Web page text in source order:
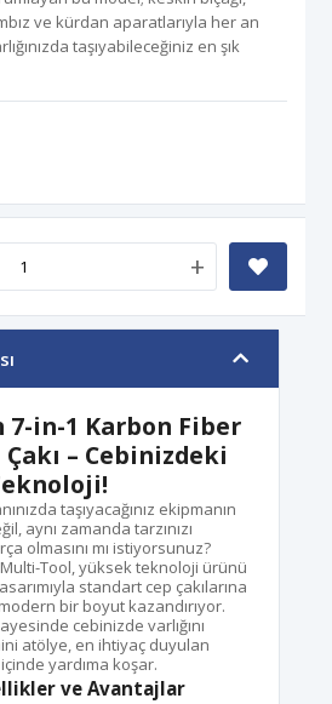
ve kürdan aparatlarıyla her an
taşıyabileceğiniz en şık
+
7-in-1 Karbon Fiber
Çakı – Cebinizdeki
taşıyacağınız ekipmanın
aynı zamanda tarzınızı
olmasını mı istiyorsunuz?
Tool, yüksek teknoloji ürünü
standart cep çakılarına
bir boyut kazandırıyor.
cebinizde varlığını
atölye, en ihtiyaç duyulan
yardıma koşar.
ve Avantajlar